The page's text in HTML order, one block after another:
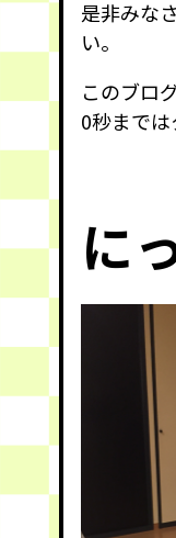
是非みな
い。
このブロ
0秒まで
に